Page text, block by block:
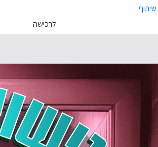
שיתוף
לרכישה